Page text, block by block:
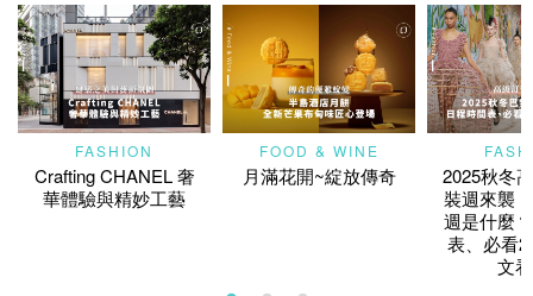
FASHION
Crafting CHANEL 奢
華體驗與精妙工藝
FOOD & WINE
月滿花開~綻放傳奇
2025秋冬
裝週來襲
週是什麼
表、必看
文